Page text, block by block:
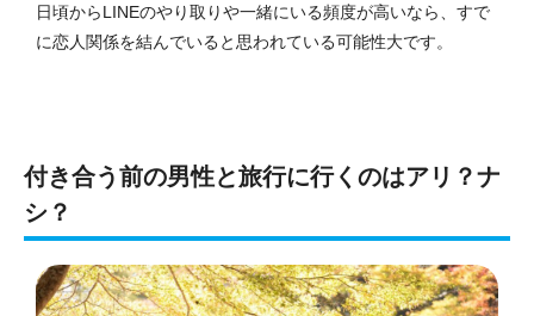
日頃からLINEのやり取りや一緒にいる頻度が高いなら、すで
に恋人関係を結んでいると思われている可能性大です。
付き合う前の男性と旅行に行くのはアリ？ナ
シ？